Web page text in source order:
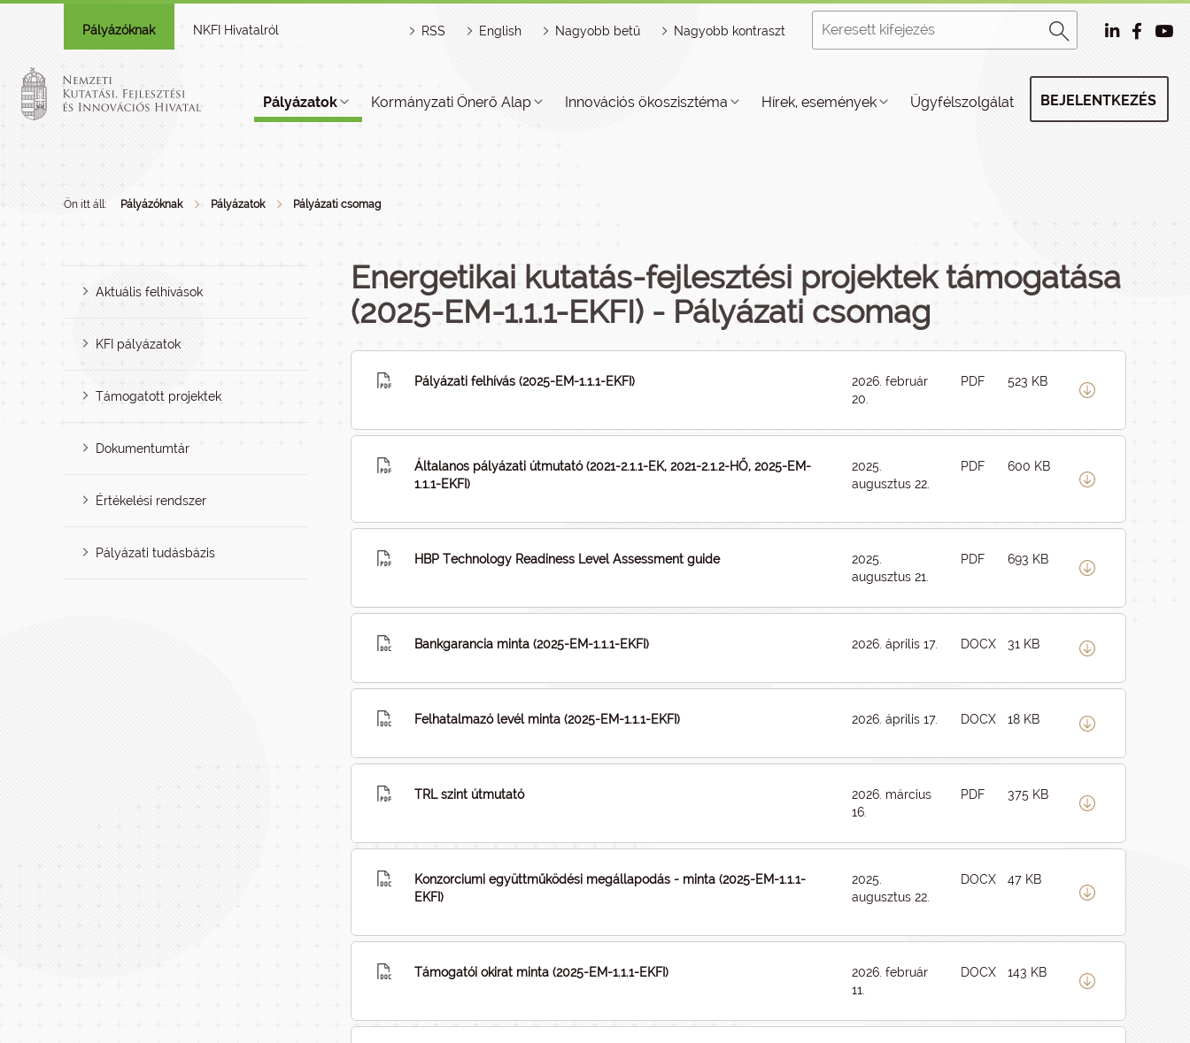
Pályázóknak NKFI Hivatalról RSS English Nagyobb betű Nagyobb kontraszt
Pályázatok Kormányzati Önerő Alap Innovációs ökoszisztéma Hírek, események Ügyfélszolgálat BEJELENTKEZÉS
Ön itt áll: Pályázóknak Pályázatok Pályázati csomag
Aktuális felhívások
KFI pályázatok
Támogatott projektek
Dokumentumtár
Értékelési rendszer
Pályázati tudásbázis
Energetikai kutatás-fejlesztési projektek támogatása
(2025-EM-1.1.1-EKFI) - Pályázati csomag
Pályázati felhívás (2025-EM-1.1.1-EKFI)
2026. február
20.
PDF 523 KB
Általanos pályázati útmutató (2021-2.1.1-EK, 2021-2.1.2-HŐ, 2025-EM-
1.1.1-EKFI)
2025.
augusztus 22.
PDF 600 KB
HBP Technology Readiness Level Assessment guide
2025.
augusztus 21.
PDF 693 KB
Bankgarancia minta (2025-EM-1.1.1-EKFI) 2026. április 17. DOCX 31 KB
Felhatalmazó levél minta (2025-EM-1.1.1-EKFI) 2026. április 17. DOCX 18 KB
TRL szint útmutató
2026. március
16.
PDF 375 KB
Konzorciumi együttműködési megállapodás - minta (2025-EM-1.1.1-
EKFI)
2025.
augusztus 22.
DOCX 47 KB
Támogatói okirat minta (2025-EM-1.1.1-EKFI)
2026. február
11.
DOCX 143 KB